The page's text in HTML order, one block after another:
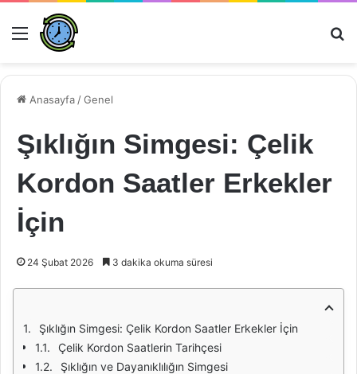
Menü
Anasayfa /Genel
Şıklığın Simgesi: Çelik
Kordon Saatler Erkekler
İçin
24 Şubat 2026 3 dakika okuma süresi
Şıklığın Simgesi: Çelik Kordon Saatler Erkekler İçin
Çelik Kordon Saatlerin Tarihçesi
Şıklığın ve Dayanıklılığın Simgesi